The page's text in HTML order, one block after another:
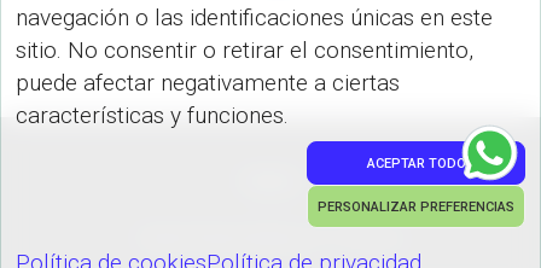
navegación o las identificaciones únicas en este
sitio. No consentir o retirar el consentimiento,
puede afectar negativamente a ciertas
características y funciones.
ACEPTAR TODO
PERSONALIZAR PREFERENCIAS